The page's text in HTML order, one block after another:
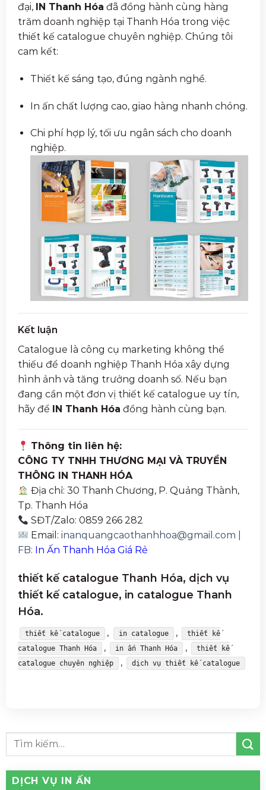
đại, IN Thanh Hóa đã đồng hành cùng hàng
trăm doanh nghiệp tại Thanh Hóa trong việc
thiết kế catalogue chuyên nghiệp. Chúng tôi
cam kết:
Thiết kế sáng tạo, đúng ngành nghề.
In ấn chất lượng cao, giao hàng nhanh chóng.
Chi phí hợp lý, tối ưu ngân sách cho doanh
nghiệp.
Kết luận
Catalogue là công cụ marketing không thể
thiếu để doanh nghiệp Thanh Hóa xây dựng
hình ảnh và tăng trưởng doanh số. Nếu bạn
đang cần một đơn vị thiết kế catalogue uy tín,
hãy để
IN Thanh Hóa đồng hành cùng bạn.
Thông tin liên hệ:
CÔNG TY TNHH THƯƠNG MẠI VÀ TRUYỀN
THÔNG IN THANH HÓA
Địa chỉ: 30 Thanh Chương, P. Quảng Thành,
Tp. Thanh Hóa
SĐT/Zalo: 0859 266 282
Email:inanquangcaothanhhoa@gmail.com |
FB: In Ấn Thanh Hóa Giá Rẻ
thiết kế catalogue Thanh Hóa, dịch vụ
thiết kế catalogue, in catalogue Thanh
Hóa.
thiết kế catalogue , in catalogue ,
thiết kế
catalogue Thanh Hóa
, in ấn Thanh Hóa ,
thiết kế
catalogue chuyên nghiệp
, dịch vụ thiết kế catalogue
DỊCH VỤ IN ẤN